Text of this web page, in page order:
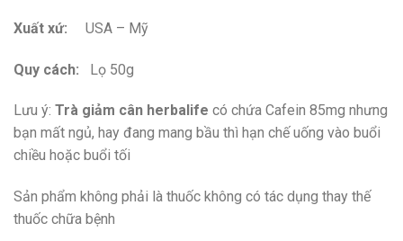
Xuất xứ: USA – Mỹ
Quy cách: Lọ 50g
Lưu ý: Trà giảm cân herbalife có chứa Cafein 85mg nhưng
bạn mất ngủ, hay đang mang bầu thì hạn chế uống vào buổi
chiều hoặc buổi tối
Sản phẩm không phải là thuốc không có tác dụng thay thế
thuốc chữa bệnh